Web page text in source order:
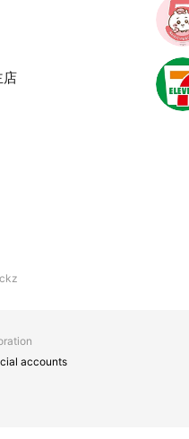
店
accounts